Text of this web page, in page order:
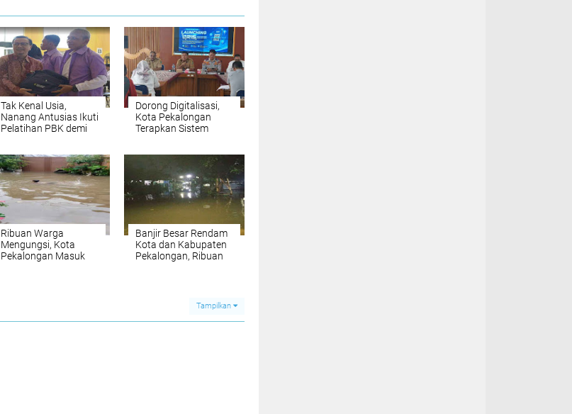
Tak Kenal Usia,
Nanang Antusias Ikuti
Pelatihan PBK demi
Dorong Digitalisasi,
Kota Pekalongan
Terapkan Sistem
Ribuan Warga
Mengungsi, Kota
Pekalongan Masuk
Banjir Besar Rendam
Kota dan Kabupaten
Pekalongan, Ribuan
Tampilkan